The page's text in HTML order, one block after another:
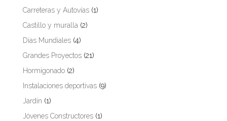
Carreteras y Autovías(1)
Castillo y muralla (2)
Días Mundiales(4)
Grandes Proyectos(21)
Hormigonado(2)
Instalaciones deportivas(9)
Jardín (1)
Jóvenes Constructores(1)